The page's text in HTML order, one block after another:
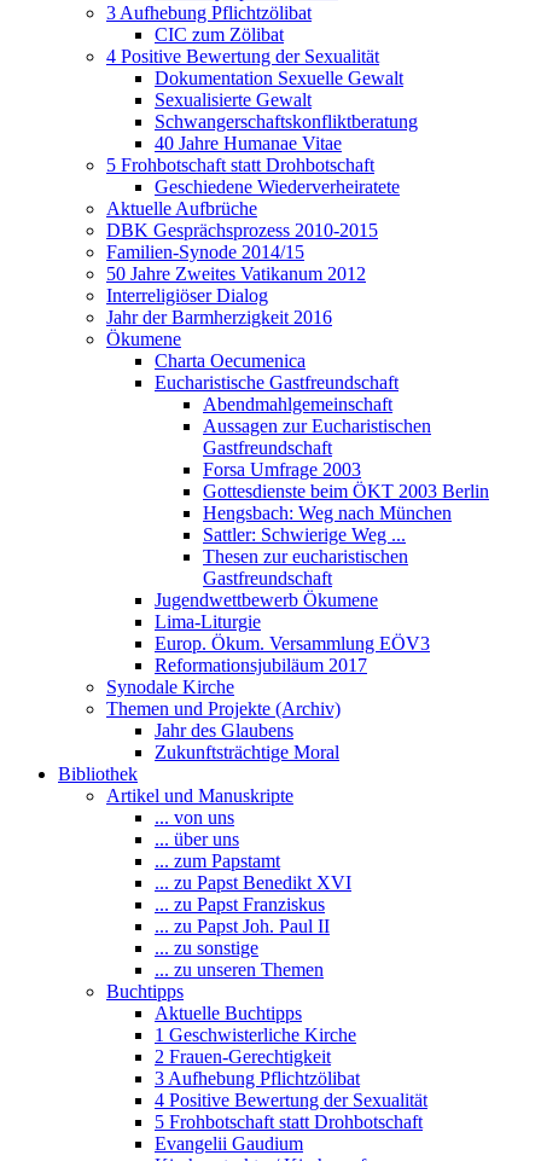
3 Aufhebung Pflichtzölibat
CIC zum Zölibat
4 Positive Bewertung der Sexualität
Dokumentation Sexuelle Gewalt
Sexualisierte Gewalt
Schwangerschaftskonfliktberatung
40 Jahre Humanae Vitae
5 Frohbotschaft statt Drohbotschaft
Geschiedene Wiederverheiratete
Aktuelle Aufbrüche
DBK Gesprächsprozess 2010-2015
Familien-Synode 2014/15
50 Jahre Zweites Vatikanum 2012
Interreligiöser Dialog
Jahr der Barmherzigkeit 2016
Ökumene
Charta Oecumenica
Eucharistische Gastfreundschaft
Abendmahlgemeinschaft
Aussagen zur Eucharistischen
Gastfreundschaft
Forsa Umfrage 2003
Gottesdienste beim ÖKT 2003 Berlin
Hengsbach: Weg nach München
Sattler: Schwierige Weg ...
Thesen zur eucharistischen
Gastfreundschaft
Jugendwettbewerb Ökumene
Lima-Liturgie
Europ. Ökum. Versammlung EÖV3
Reformationsjubiläum 2017
Synodale Kirche
Themen und Projekte (Archiv)
Jahr des Glaubens
Zukunftsträchtige Moral
Bibliothek
Artikel und Manuskripte
... von uns
... über uns
... zum Papstamt
... zu Papst Benedikt XVI
... zu Papst Franziskus
... zu Papst Joh. Paul II
... zu sonstige
... zu unseren Themen
Buchtipps
Aktuelle Buchtipps
1 Geschwisterliche Kirche
2 Frauen-Gerechtigkeit
3 Aufhebung Pflichtzölibat
4 Positive Bewertung der Sexualität
5 Frohbotschaft statt Drohbotschaft
Evangelii Gaudium